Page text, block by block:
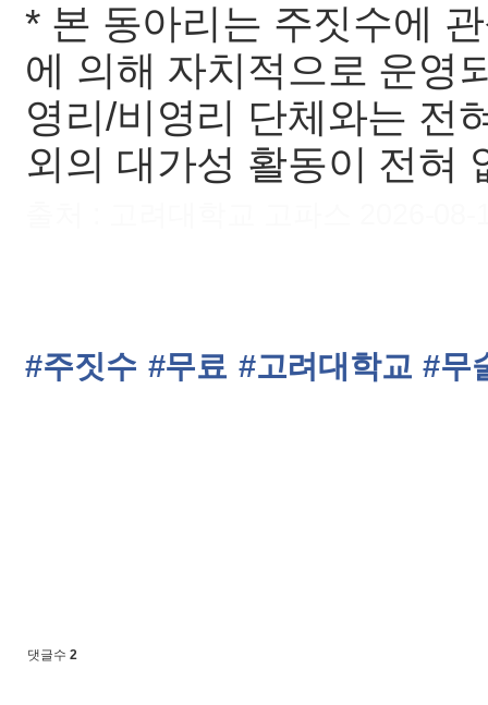
* 본 동아리는 주짓수에
에 의해 자치적으로 운영
영리/비영리 단체와는 전
외의 대가성 활동이 전혀
#주짓수 #무료 #고려대학교 #무
댓글수 2